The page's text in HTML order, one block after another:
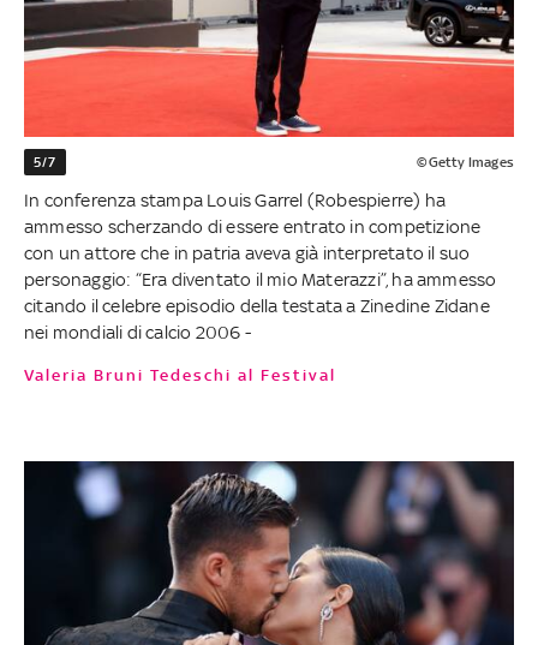
5/7 ©Getty Images
In conferenza stampa Louis Garrel (Robespierre) ha
ammesso scherzando di essere entrato in competizione
con un attore che in patria aveva già interpretato il suo
personaggio: “Era diventato il mio Materazzi”, ha ammesso
citando il celebre episodio della testata a Zinedine Zidane
nei mondiali di calcio 2006 -
Valeria Bruni Tedeschi al Festival